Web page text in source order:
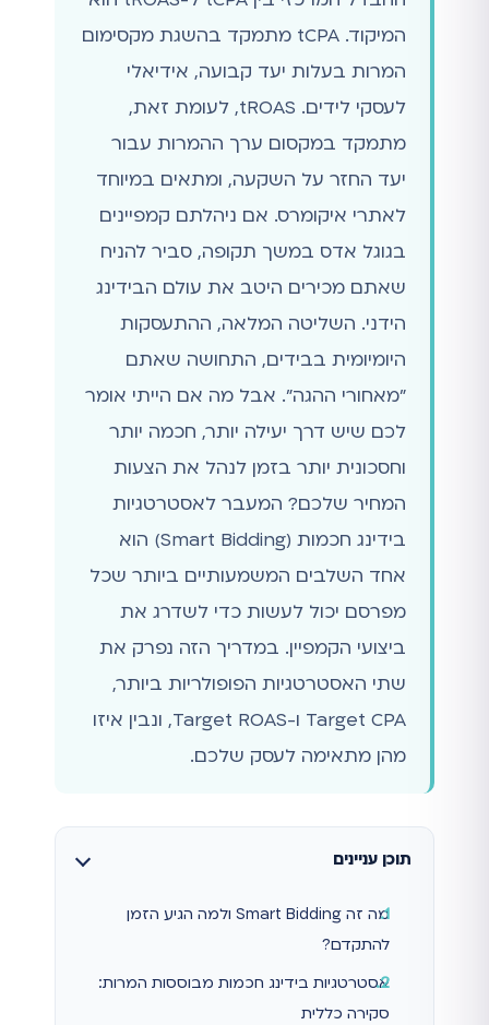
המיקוד. tCPA מתמקד בהשגת מקסימום
המרות בעלות יעד קבועה, אידיאלי
לעסקי לידים. tROAS, לעומת זאת,
מתמקד במקסום ערך ההמרות עבור
יעד החזר על השקעה, ומתאים במיוחד
לאתרי איקומרס. אם ניהלתם קמפיינים
בגוגל אדס במשך תקופה, סביר להניח
שאתם מכירים היטב את עולם הבידינג
הידני. השליטה המלאה, ההתעסקות
היומיומית בבידים, התחושה שאתם
"מאחורי ההגה". אבל מה אם הייתי אומר
לכם שיש דרך יעילה יותר, חכמה יותר
וחסכונית יותר בזמן לנהל את הצעות
המחיר שלכם? המעבר לאסטרטגיות
בידינג חכמות (Smart Bidding) הוא
אחד השלבים המשמעותיים ביותר שכל
מפרסם יכול לעשות כדי לשדרג את
ביצועי הקמפיין. במדריך הזה נפרק את
שתי האסטרטגיות הפופולריות ביותר,
Target CPA ו-Target ROAS, ונבין איזו
מהן מתאימה לעסק שלכם.
תוכן עניינים
מה זה Smart Bidding ולמה הגיע הזמן
להתקדם?
אסטרטגיות בידינג חכמות מבוססות המרות:
סקירה כללית